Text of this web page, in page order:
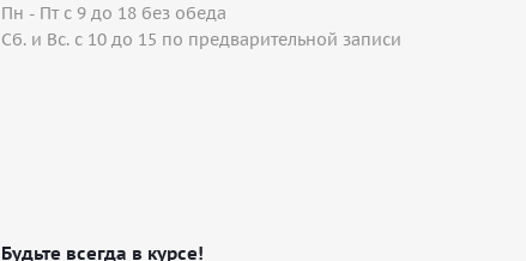
Пн - Пт с 9 до 18 без обеда
Сб. и Вс. с 10 до 15 по предварительной записи
Будьте всегда в курсе!